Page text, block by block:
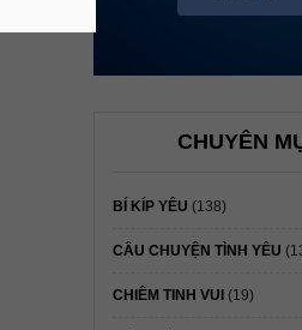
CHUYÊN
BÍ KÍP YÊU (138)
CÂU CHUYỆN TÌNH YÊU
CHIÊM TINH VUI (19)